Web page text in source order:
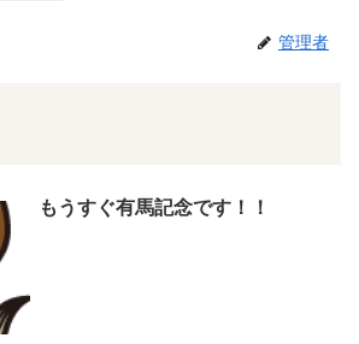
管理者
もうすぐ有馬記念です！！